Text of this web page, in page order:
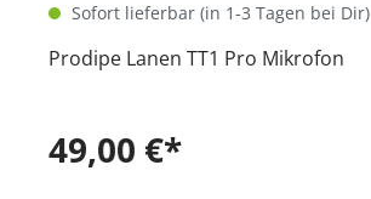
Sofort lieferbar (in 1-3 Tagen bei Dir)
Prodipe Lanen TT1 Pro Mikrofon
49,00 €*